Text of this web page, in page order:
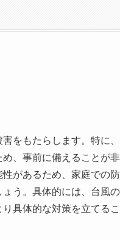
をもたらします。特に
、事前に備えることが
があるため、家庭での
う。具体的には、台風
具体的な対策を立てるこ